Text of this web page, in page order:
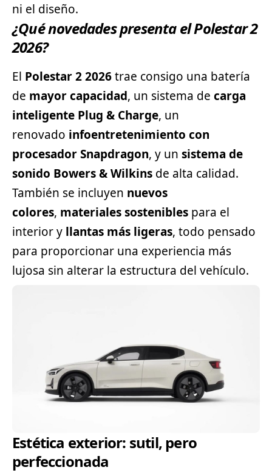
ni el diseño.
¿Qué novedades presenta el Polestar 2
2026?
El Polestar 2 2026trae consigo una batería
de mayor capacidad, un sistema de carga
inteligente Plug & Charge, un
renovado infoentretenimiento con
procesador Snapdragon, y un sistema de
sonido Bowers & Wilkins de alta calidad.
También se incluyen nuevos
colores, materiales sostenibles para el
interior y llantas más ligeras, todo pensado
para proporcionar una experiencia más
lujosa sin alterar la estructura del vehículo.
Estética exterior: sutil, pero
perfeccionada